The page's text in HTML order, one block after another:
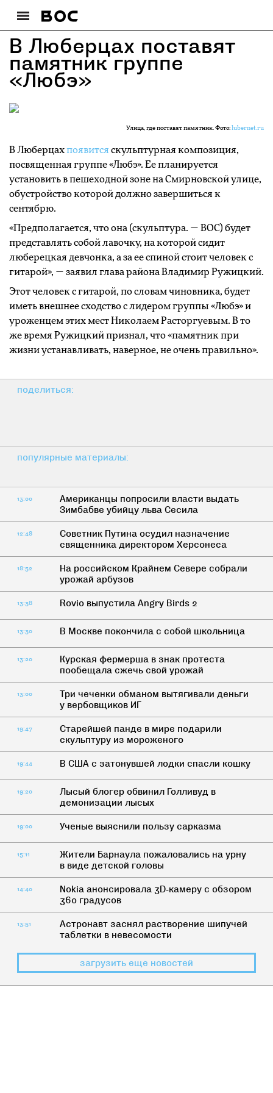
В Люберцах поставят
памятник группе
«Любэ»
Улица, где поставят памятник. Фото: lubernet.ru
В Люберцахпоявится скульптурная композиция,
посвященная группе «Любэ». Ее планируется
установить в пешеходной зоне на Смирновской улице,
обустройство которой должно завершиться к
сентябрю.
«Предполагается, что она (скульптура. — ВОС) будет
представлять собой лавочку, на которой сидит
люберецкая девчонка, а за ее спиной стоит человек с
гитарой», — заявил глава района Владимир Ружицкий.
Этот человек с гитарой, по словам чиновника, будет
иметь внешнее сходство с лидером группы «Любэ» и
уроженцем этих мест Николаем Расторгуевым. В то
же время Ружицкий признал, что «памятник при
жизни устанавливать, наверное, не очень правильно».
поделиться:
популярные материалы:
13:00
Американцы попросили власти выдать
Зимбабве убийцу льва Сесила
12:48
Советник Путина осудил назначение
священника директором Херсонеса
18:52
На российском Крайнем Севере собрали
урожай арбузов
13:38 Rovio выпустила Angry Birds 2
13:30 В Москве покончила с собой школьница
13:20
Курская фермерша в знак протеста
пообещала сжечь свой урожай
13:00
Три чеченки обманом вытягивали деньги
у вербовщиков ИГ
19:47
Старейшей панде в мире подарили
скульптуру из мороженого
19:44 В США с затонувшей лодки спасли кошку
19:20
Лысый блогер обвинил Голливуд в
демонизации лысых
19:00 Ученые выяснили пользу сарказма
15:11
Жители Барнаула пожаловались на урну
в виде детской головы
14:40
Nokia анонсировала 3D-камеру с обзором
360 градусов
13:51
Астронавт заснял растворение шипучей
таблетки в невесомости
загрузить еще новостей